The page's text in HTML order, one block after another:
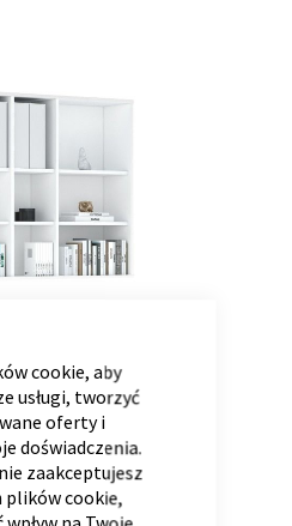
cookie, aby
usługi, tworzyć
oferty i
doświadczenia.
zaakceptujesz
cookie,
Stylowe
Dziecięce
Szafka RTV